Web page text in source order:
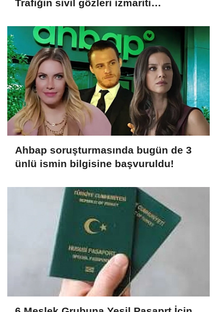
Trafiğin sivil gözleri izmariti
Ahbap soruşturmasında bugün de 3
ünlü ismin bilgisine başvuruldu!